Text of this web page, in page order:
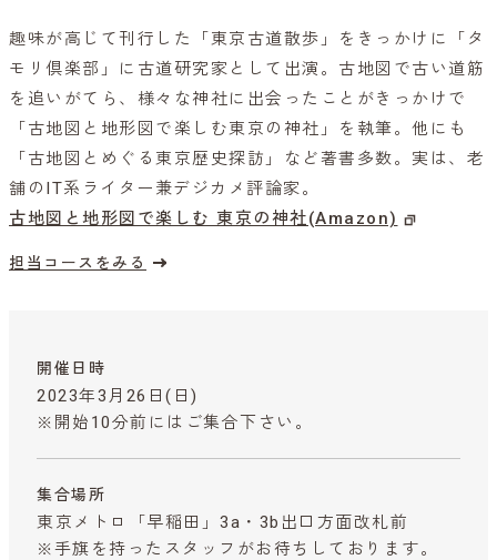
趣味が高じて刊行した「東京古道散歩」をきっかけに「タ
モリ倶楽部」に古道研究家として出演。古地図で古い道筋
を追いがてら、様々な神社に出会ったことがきっかけで
「古地図と地形図で楽しむ東京の神社」を執筆。他にも
「古地図とめぐる東京歴史探訪」など著書多数。実は、老
舗のIT系ライター兼デジカメ評論家。
古地図と地形図で楽しむ 東京の神社(Amazon)
担当コースをみる
開催日時
2023年3月26日(日)
※開始10分前にはご集合下さい。
集合場所
東京メトロ「早稲田」3a・3b出口方面改札前
※手旗を持ったスタッフがお待ちしております。